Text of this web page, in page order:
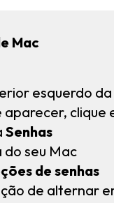
Mac
esquerdo
aparecer, clique
Senhas
do seu Mac
de senhas
de alternar